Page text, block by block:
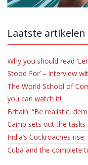
Laatste
Why you should read
Stood For’ – interview
The World School of
you can watch it!
Britain: “Be realistic,
Camp sets out the tasks
India’s Cockroaches
Cuba and the complete